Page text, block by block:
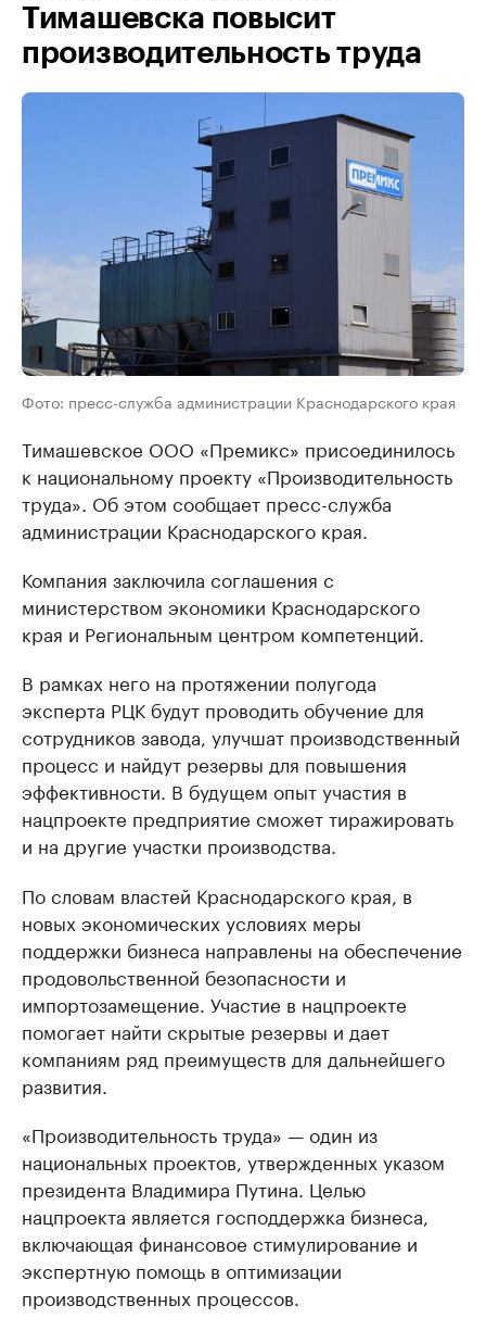
Тимашевска повысит
производительность труда
Фото: пресс-служба администрации Краснодарского края
Тимашевское ООО «Премикс» присоединилось
к национальному проекту «Производительность
труда». Об этом сообщает пресс-служба
администрации Краснодарского края.
Компания заключила соглашения с
министерством экономики Краснодарского
края и Региональным центром компетенций.
В рамках него на протяжении полугода
эксперта РЦК будут проводить обучение для
сотрудников завода, улучшат производственный
процесс и найдут резервы для повышения
эффективности. В будущем опыт участия в
нацпроекте предприятие сможет тиражировать
и на другие участки производства.
По словам властей Краснодарского края, в
новых экономических условиях меры
поддержки бизнеса направлены на обеспечение
продовольственной безопасности и
импортозамещение. Участие в нацпроекте
помогает найти скрытые резервы и дает
компаниям ряд преимуществ для дальнейшего
развития.
«Производительность труда» — один из
национальных проектов, утвержденных указом
президента Владимира Путина. Целью
нацпроекта является господдержка бизнеса,
включающая финансовое стимулирование и
экспертную помощь в оптимизации
производственных процессов.